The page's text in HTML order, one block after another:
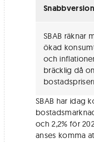
Snabbversion
SBAB räknar
ökad
och
bräcklig då
SBAB har idag
och 2,2% för
anses komma